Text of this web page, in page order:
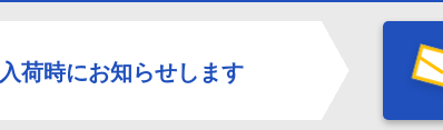
荷時にお知らせします